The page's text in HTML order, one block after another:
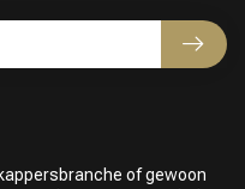
of gewoon